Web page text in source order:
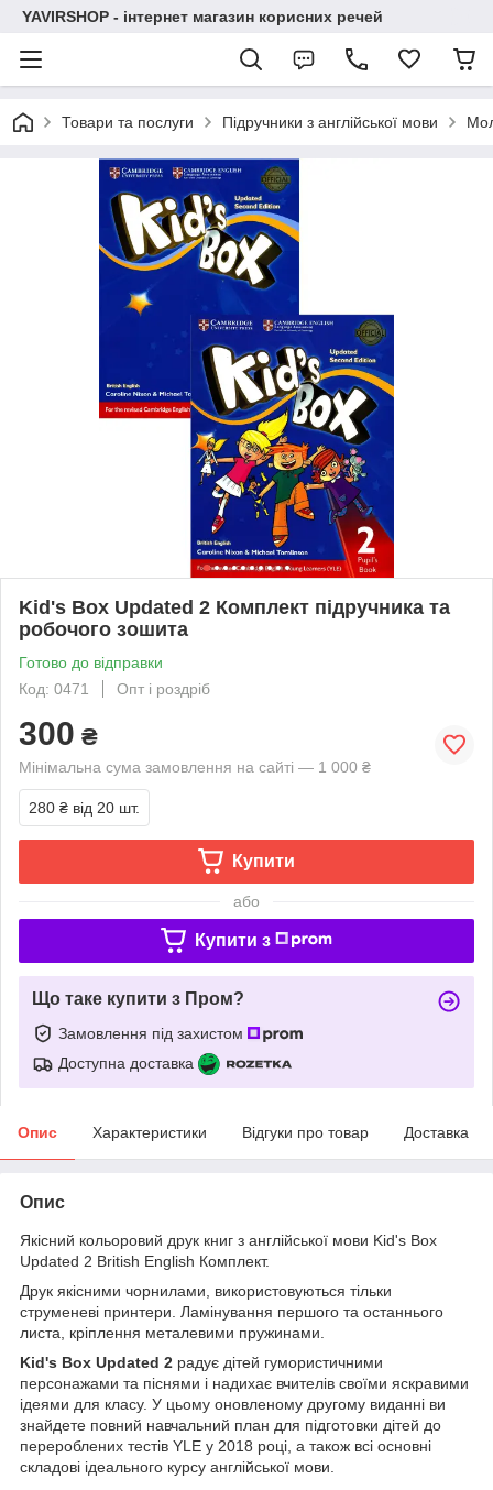
YAVIRSHOP - інтернет магазин корисних речей
Товари та послуги Підручники з англійської мови
Kid's Box Updated 2 Комплект підручника та
робочого зошита
Готово до відправки
Код: 0471
Опт і роздріб
300 ₴
Мінімальна сума замовлення на сайті — 1 000 ₴
280 ₴ від 20 шт.
Купити
або
Купити з
Що таке купити з Пром?
Замовлення під захистом
Доступна доставка
Опис Характеристики Відгуки про товар Доставка
Опис
Якісний кольоровий друк книг з англійської мови Kid's Box
Updated 2 British English Комплект.
Друк якісними чорнилами, використовуються тільки
струменеві принтери. Ламінування першого та останнього
листа, кріплення металевими пружинами.
Kid's Box Updated 2 радує дітей гумористичними
персонажами та піснями і надихає вчителів своїми яскравими
ідеями для класу. У цьому оновленому другому виданні ви
знайдете повний навчальний план для підготовки дітей до
перероблених тестів YLE у 2018 році, а також всі основні
складові ідеального курсу англійської мови.